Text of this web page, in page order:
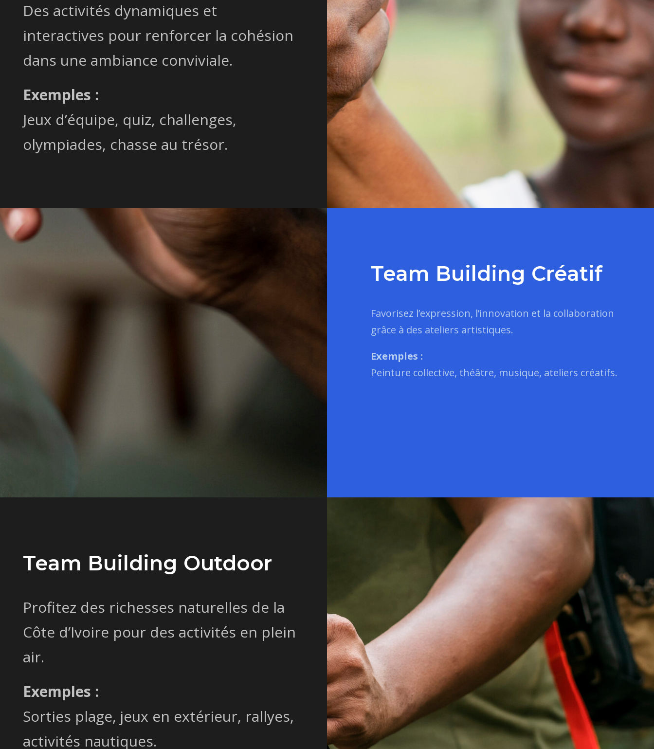
Des activités dynamiques et
interactives pour renforcer la cohésion
dans une ambiance conviviale.
Exemples :
Jeux d’équipe, quiz, challenges,
olympiades, chasse au trésor.
Team Building Créatif
Favorisez l’expression, l’innovation et la collaboration
grâce à des ateliers artistiques.
Exemples :
Peinture collective, théâtre, musique, ateliers créatifs.
Team Building Outdoor
Profitez des richesses naturelles de la
Côte d’Ivoire pour des activités en plein
air.
Exemples :
Sorties plage, jeux en extérieur, rallyes,
activités nautiques.